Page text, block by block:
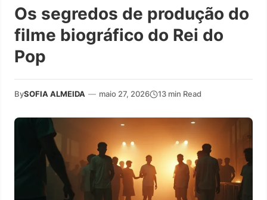
Os segredos de produção do
filme biográfico do Rei do
Pop
BySOFIA ALMEIDA — maio 27, 2026 13 min Read